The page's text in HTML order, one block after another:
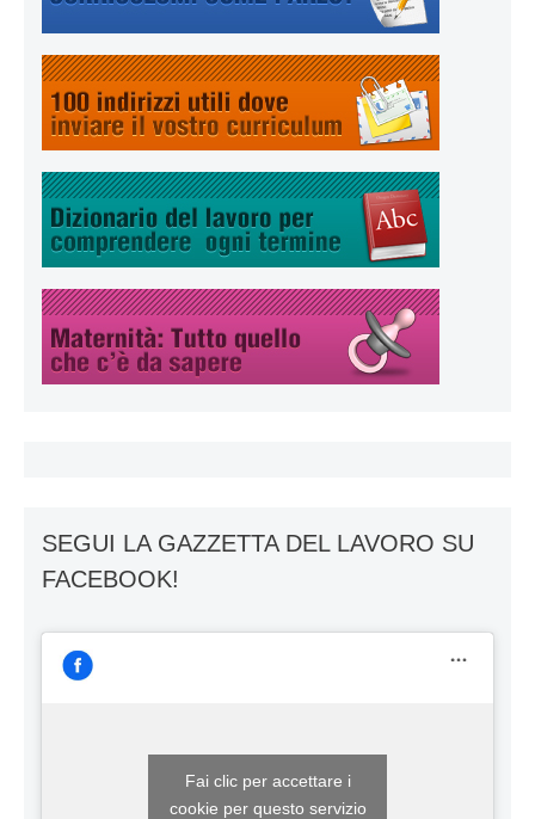
SEGUI LA GAZZETTA DEL LAVORO SU
FACEBOOK!
Fai clic per accettare i
cookie per questo servizio